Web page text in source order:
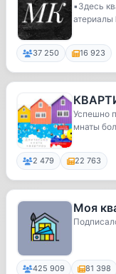
▪️Здесь
атериалы
37 250 16 923
Успешно
мнаты
2 479 22 763
Моя
425 909 81 398